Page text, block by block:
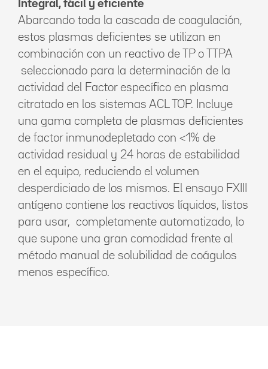
Integral, fácil y eficiente
Abarcando toda la cascada de coagulación,
estos plasmas deficientes se utilizan en
combinación con un reactivo de TP o TTPA
seleccionado para la determinación de la
actividad del Factor específico en plasma
citratado en los sistemas ACL TOP. Incluye
una gama completa de plasmas deficientes
de factor inmunodepletado con <1% de
actividad residual y 24 horas de estabilidad
en el equipo, reduciendo el volumen
desperdiciado de los mismos. El ensayo FXIII
antígeno contiene los reactivos líquidos, listos
para usar, completamente automatizado, lo
que supone una gran comodidad frente al
método manual de solubilidad de coágulos
menos específico.